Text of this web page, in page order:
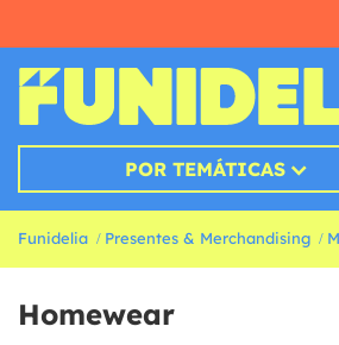
POR TEMÁTICAS
Funidelia Presentes & Merchandising
Homewear